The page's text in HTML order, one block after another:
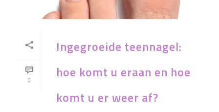
0
Ingegroeide teennagel:
hoe komt u eraan en hoe
komt u er weer af?